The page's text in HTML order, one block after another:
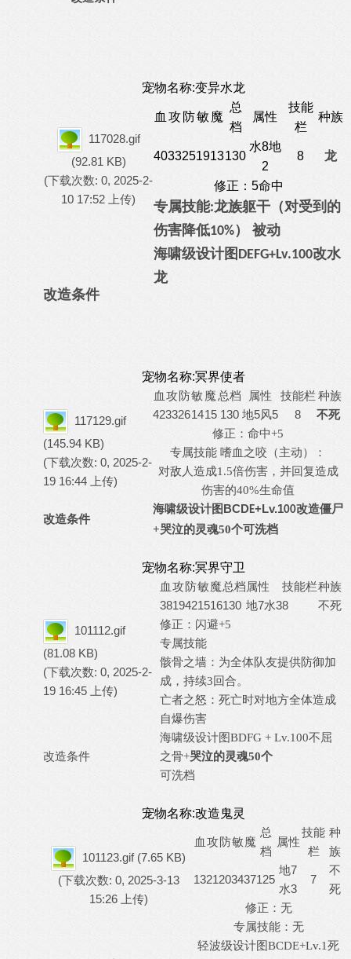
宠物名称:变异水龙
117028.gif
(92.81 KB)
(下载次数: 0, 2025-2-
10 17:52 上传)
血 攻 防敏 魔
总
档
属性
技能
栏
种族
4033251913130
水8地
2
8 龙
修正：5命中
专属技能:龙族躯干（对受到的
伤害降低10%） 被动
改造条件
海啸级设计图 DEFG+Lv.100改水
龙
宠物名称:冥界使者
117129.gif
(145.94 KB)
(下载次数: 0, 2025-2-
19 16:44 上传)
血 攻防敏魔 总档 属性 技能栏 种族
4233261415 130 地5风5 8
不死
修正： 命中+5
专属技能 嗜血之咬（主动）：
对敌人造成1.5倍伤害，并回复造成
伤害的40%生命值
改造条件
海啸级设计图BCDE+Lv.100改造僵尸
+哭泣的灵魂50个可洗档
宠物名称:冥界守卫
101112.gif
(81.08 KB)
(下载次数: 0, 2025-2-
19 16:45 上传)
血 攻防敏魔总档属性 技能栏种族
3819421516130 地7水38
不死
修正： 闪避+5
专属技能
骸骨之墙：为全体队友提供防御加
成，持续3回合。
亡者之怒：死亡时对地方全体造成
自爆伤害
改造条件
海啸级设计图BDFG + Lv.100不屈
之骨+哭泣的灵魂50个
可洗档
宠物名称:改造鬼灵
101123.gif (7.65 KB)
(下载次数: 0, 2025-3-13
15:26 上传)
血 攻防敏魔
总
档
属性
技能
栏
种
族
1321203437125
地7
水3
7
不
死
修正：无
专属技能：无
轻波级设计图BCDE+Lv.1死